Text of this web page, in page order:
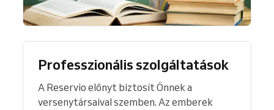
Professzionális szolgáltatások
A Reservio előnyt biztosít Önnek a
versenytársaival szemben. Az emberek